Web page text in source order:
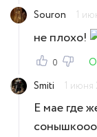
Souron
1
не плохо!
0
Smiti
1 июня
Е мае где